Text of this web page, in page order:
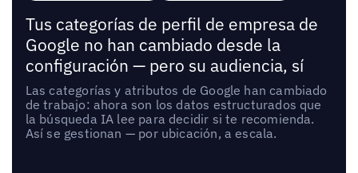
Tus categorías de perfil de empresa de
Google no han cambiado desde la
configuración — pero su audiencia, sí
Las categorías y atributos de Google han cambiado
de trabajo: ahora son los datos estructurados que
la búsqueda IA lee para decidir si te recomienda.
Así se gestionan — por ubicación, a escala.